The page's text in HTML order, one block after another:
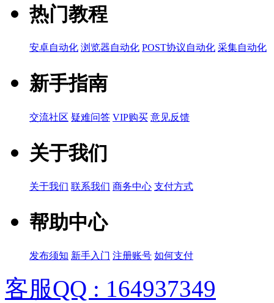
热门教程
安卓自动化 浏览器自动化 POST协议自动化 采集自动化
新手指南
交流社区 疑难问答 VIP购买 意见反馈
关于我们
关于我们 联系我们 商务中心 支付方式
帮助中心
发布须知 新手入门 注册账号 如何支付
客服QQ : 164937349